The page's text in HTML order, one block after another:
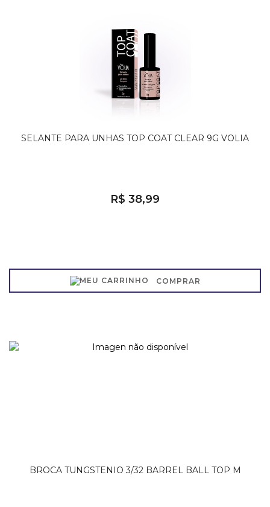
SELANTE PARA UNHAS TOP COAT CLEAR 9G VOLIA
R$ 38,99
COMPRAR
BROCA TUNGSTENIO 3/32 BARREL BALL TOP M